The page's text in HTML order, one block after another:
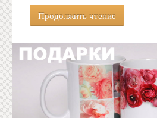
Продолжить чтение